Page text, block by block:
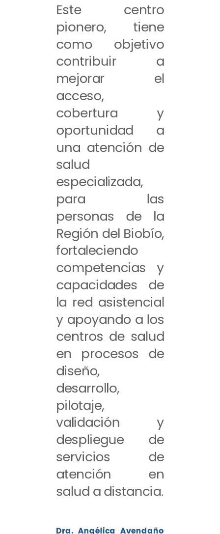
Este centro
pionero, tiene
como objetivo
contribuir a
mejorar el
acceso,
cobertura y
oportunidad a
una atención de
salud
especializada,
para las
personas de la
Región del Biobío,
fortaleciendo
competencias y
capacidades de
la red asistencial
y apoyando a los
centros de salud
en procesos de
diseño,
desarrollo,
pilotaje,
validación y
despliegue de
servicios de
atención en
salud a distancia.
Dra. Angélica Avendaño